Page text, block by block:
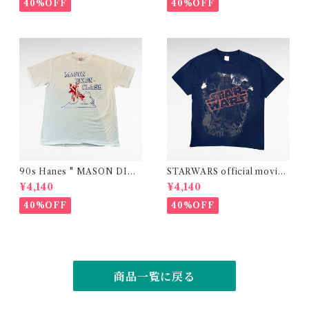
40%OFF 40%OFF
90s Hanes " MASON DIXO
N CLASH"print t-shirt (ma
de in USA)
¥4,140
40%OFF
STARWARS official movie
print t-shirt
¥4,140
40%OFF
商品一覧に戻る